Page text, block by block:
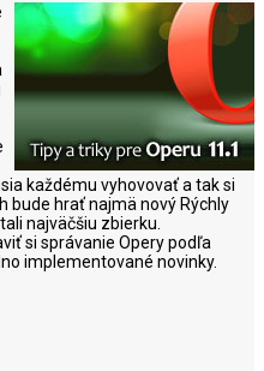
každému vyhovovať a tak si
bude hrať najmä nový Rýchly
najväčšiu zbierku.
si správanie Opery podľa
implementované novinky.